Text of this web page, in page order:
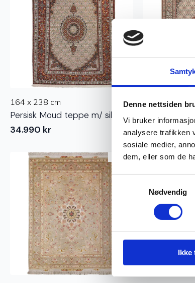
Denne nettsiden
Vi bruker
analysere trafikken
sosiale medier,
dem, eller som de
Samtykkevalg
Nødvendig
Ikke
164 x 238 cm
Persisk Moud teppe m/ silke
34.990 kr
146 x 197 cm
Persisk
24.970kr
Ekte